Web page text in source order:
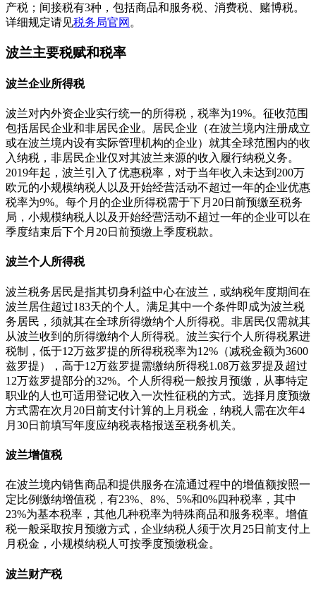
产税；间接税有3种，包括商品和服务税、消费税、赌博税。
详细规定请见税务局官网 。
波兰主要税赋和税率
波兰企业所得税
波兰对内外资企业实行统一的所得税，税率为19%。征收范围
包括居民企业和非居民企业。居民企业（在波兰境内注册成立
或在波兰境内设有实际管理机构的企业）就其全球范围内的收
入纳税，非居民企业仅对其波兰来源的收入履行纳税义务。
2019年起，波兰引入了优惠税率，对于当年收入未达到200万
欧元的小规模纳税人以及开始经营活动不超过一年的企业优惠
税率为9%。每个月的企业所得税需于下月20日前预缴至税务
局，小规模纳税人以及开始经营活动不超过一年的企业可以在
季度结束后下个月20日前预缴上季度税款。
波兰个人所得税
波兰税务居民是指其切身利益中心在波兰，或纳税年度期间在
波兰居住超过183天的个人。满足其中一个条件即成为波兰税
务居民，须就其在全球所得缴纳个人所得税。非居民仅需就其
从波兰收到的所得缴纳个人所得税。波兰实行个人所得税累进
税制，低于12万兹罗提的所得税税率为12%（减税金额为3600
兹罗提），高于12万兹罗提需缴纳所得税1.08万兹罗提及超过
12万兹罗提部分的32%。个人所得税一般按月预缴，从事特定
职业的人也可适用登记收入一次性征税的方式。选择月度预缴
方式需在次月20日前支付计算的上月税金，纳税人需在次年4
月30日前填写年度应纳税表格报送至税务机关。
波兰增值税
在波兰境内销售商品和提供服务在流通过程中的增值额按照一
定比例缴纳增值税，有23%、8%、5%和0%四种税率，其中
23%为基本税率，其他几种税率为特殊商品和服务税率。增值
税一般采取按月预缴方式，企业纳税人须于次月25日前支付上
月税金，小规模纳税人可按季度预缴税金。
波兰财产税